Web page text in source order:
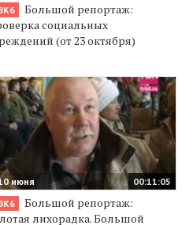
Большой репортаж:
социальных
(от 23 октября)
00:11:05
июня
Большой репортаж:
лихорадка. Большой